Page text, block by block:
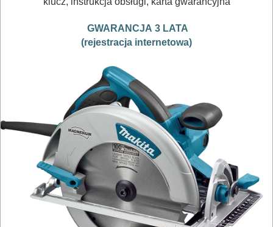
WARSZTATOWE
I
RĘCZNE
NARZĘDZIA
OSPRZĘT
GWARANCJA 3 LATA
(rejestracja internetowa)